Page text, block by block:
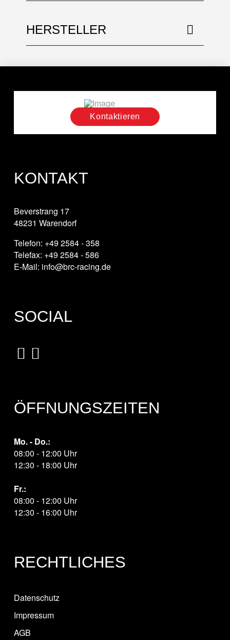
HERSTELLER
Kontaktieren
KONTAKT
Beverstrang 17
48231 Warendorf
Telefon: +49 2584 - 358
Telefax: +49 2584 - 586
E-Mail: info@brc-racing.de
SOCIAL
ÖFFNUNGSZEITEN
Mo. - Do.:
08:00 - 12:00 Uhr
12:30 - 18:00 Uhr
Fr.:
08:00 - 12:00 Uhr
12:30 - 16:00 Uhr
RECHTLICHES
Datenschutz
Impressum
AGB